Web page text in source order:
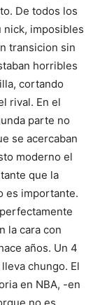
De todos los
nick, imposibles
transicion sin
horribles
cortando
rival. En el
parte no
se acercaban
moderno el
que la
es importante.
la cara con
años. Un 4
chungo. El
en NBA, -en